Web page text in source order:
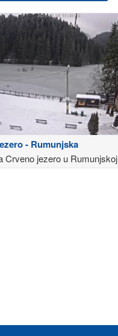
- Rumunjska
Crveno jezero u Rumunjskoj